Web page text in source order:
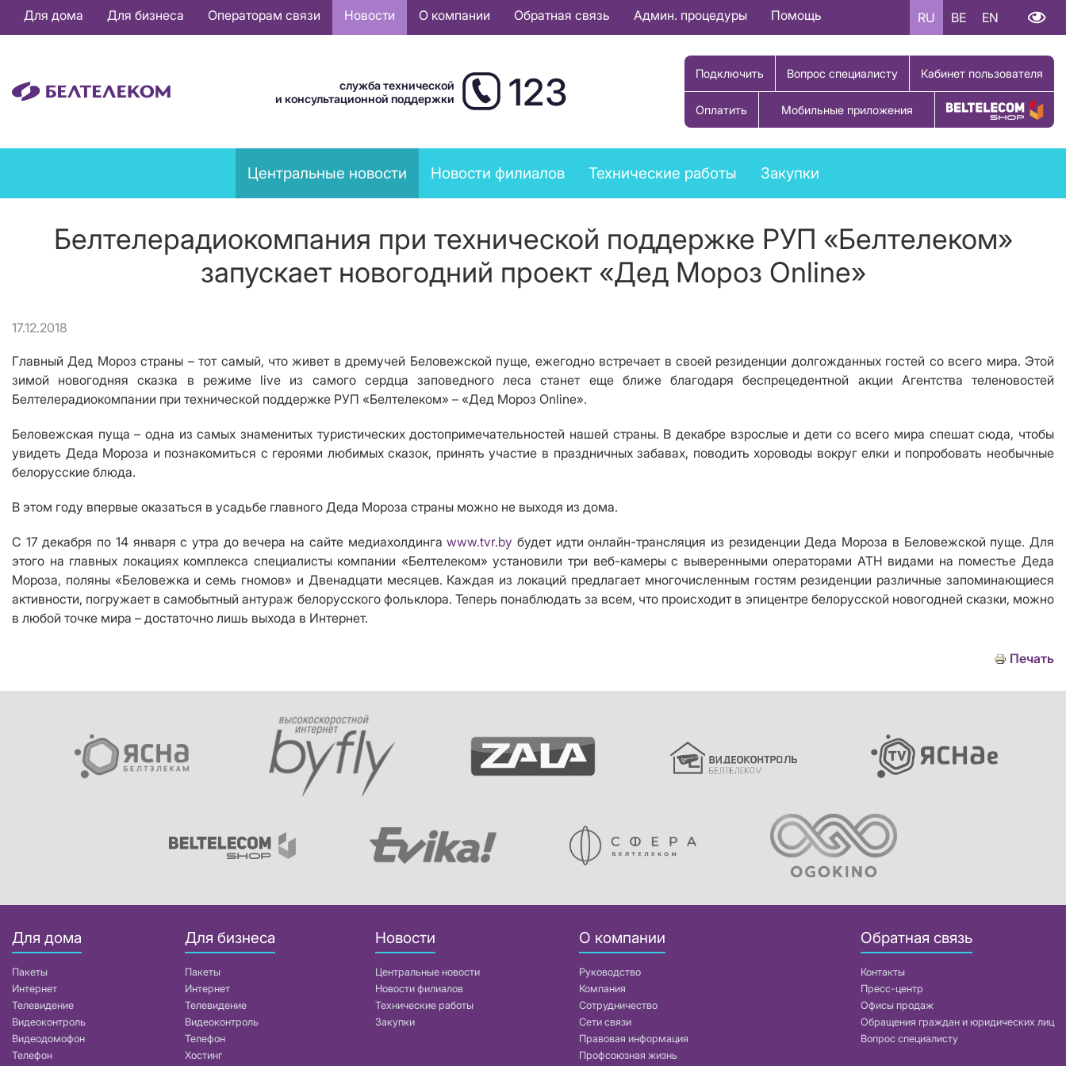
Основная
навигация
Для дома Для бизнеса Операторам связи Новости О компании Обратная связь Админ. процедуры Помощь RU BE EN
служба технической
и консультационной поддержки
123 Подключить Вопрос специалисту Кабинет пользователя
Оплатить Мобильные приложения Купить товар
News
menu
Центральные новости Новости филиалов Технические работы Закупки
Белтелерадиокомпания при технической поддержке РУП «Белтелеком»
запускает новогодний проект «Дед Мороз Online»
17.12.2018
Главный Дед Мороз страны – тот самый, что живет в дремучей Беловежской пуще, ежегодно встречает в своей резиденции долгожданных гостей со всего мира. Этой
зимой новогодняя сказка в режиме live из самого сердца заповедного леса станет еще ближе благодаря беспрецедентной акции Агентства теленовостей
Белтелерадиокомпании при технической поддержке РУП «Белтелеком» – «Дед Мороз Online».
Беловежская пуща – одна из самых знаменитых туристических достопримечательностей нашей страны. В декабре взрослые и дети со всего мира спешат сюда, чтобы
увидеть Деда Мороза и познакомиться с героями любимых сказок, принять участие в праздничных забавах, поводить хороводы вокруг елки и попробовать необычные
белорусские блюда.
В этом году впервые оказаться в усадьбе главного Деда Мороза страны можно не выходя из дома.
С 17 декабря по 14 января с утра до вечера на сайте медиахолдингаwww.tvr.by будет идти онлайн-трансляция из резиденции Деда Мороза в Беловежской пуще. Для
этого на главных локациях комплекса специалисты компании «Белтелеком» установили три веб-камеры с выверенными операторами АТН видами на поместье Деда
Мороза, поляны «Беловежка и семь гномов» и Двенадцати месяцев. Каждая из локаций предлагает многочисленным гостям резиденции различные запоминающиеся
активности, погружает в самобытный антураж белорусского фольклора. Теперь понаблюдать за всем, что происходит в эпицентре белорусской новогодней сказки, можно
в любой точке мира – достаточно лишь выхода в Интернет.
Печать
Для дома
Пакеты
Интернет
Телевидение
Видеоконтроль
Видеодомофон
Телефон
Для бизнеса
Пакеты
Интернет
Телевидение
Видеоконтроль
Телефон
Хостинг
Новости
Центральные новости
Новости филиалов
Технические работы
Закупки
О компании
Руководство
Компания
Сотрудничество
Сети связи
Правовая информация
Профсоюзная жизнь
Обратная связь
Контакты
Пресс-центр
Офисы продаж
Обращения граждан и юридических лиц
Вопрос специалисту